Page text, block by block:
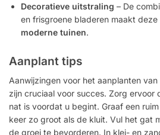
Decoratieve uitstraling – De
en frisgroene bladeren maakt deze
moderne tuinen.
Aanplant tips
Aanwijzingen voor het aanplanten van
zijn cruciaal voor succes. Zorg ervoor
nat is voordat u begint. Graaf een
keer zo groot als de kluit. Vul het gat
de groei te bevorderen. In klei- en